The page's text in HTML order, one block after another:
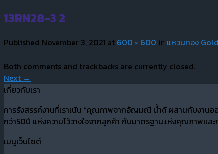
13RN28-3 2
Published November 3, 2021 at 600 × 600 in แหวนทอง
Both comments and trackbacks are currently closed.
Next →
เกี่ยวกับเรา
การรังสรรค์งานที่เราเน้น “คุณภาพจากอัญมณี น้ำดี ผสานกับงานอ
กว่า50ปี แห่งความไว้วางใจจากลูกค้า กับมาตรฐานแห่งคุณภาพแ
เมนูเว็บไซต์